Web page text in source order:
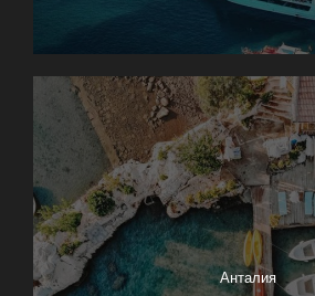
Анталия